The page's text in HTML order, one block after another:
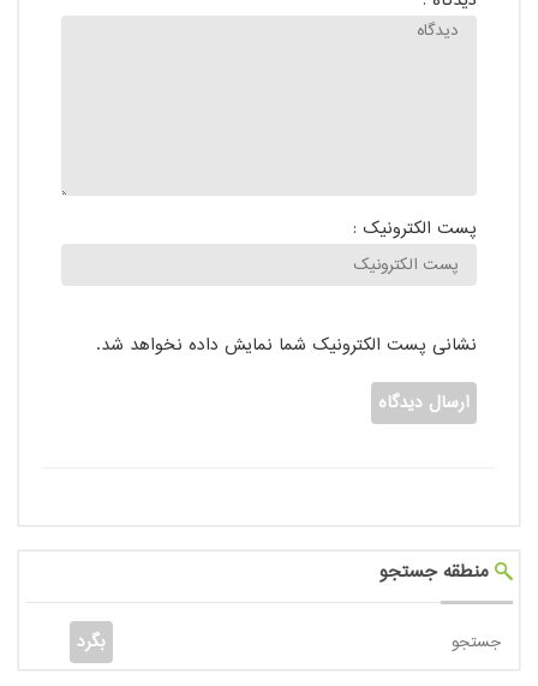
پست الکترونیک :
نشانی پست الکترونیک شما نمایش داده نخواهد شد.
منطقه جستجو